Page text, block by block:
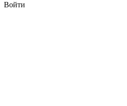
Войти